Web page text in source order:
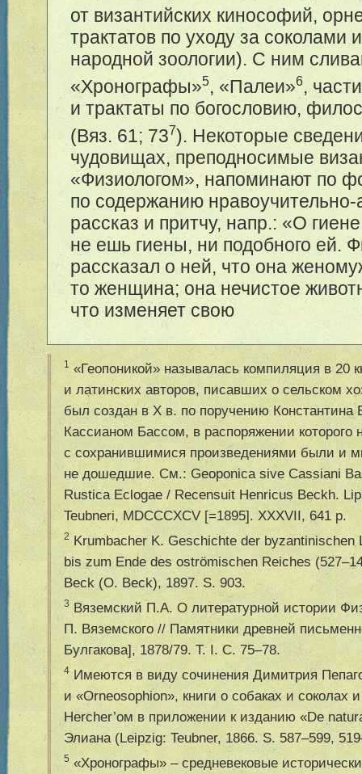
от византийских кинософий,
трактатов по уходу за соколами
народной зоологии). С ним
«Хронографы»5, «Палеи»6,
и трактаты по богословию,
(Вяз. 61; 737). Некоторые
чудовищах, преподносимые
«Физиологом», напоминают по
по содержанию нравоучительно-
рассказ и притчу, напр.: «О
не ешь гиены, ни подобного ей.
рассказал о ней, что она
то женщина; она нечистое
что изменяет свою
1 «Геопоникой» называлась компиляция в 20
и латинских авторов, писавших о сельском
был создан в X в. по поручению Константина
Кассианом Бассом, в распоряжении которого
с сохранившимися произведениями были и
не дошедшие. См.: Geoponica sive Cassiani
Rustica Eclogae / Recensuit Henricus Beckh.
Teubneri, MDCCCXCV [=1895]. XXXVII, 641 p.
2Krumbacher K. Geschichte der byzantinischen
bis zum Ende des oströmischen Reiches
Beck (O. Beck), 1897. S. 903.
3 Вяземский П.А. О литературной истории
П. Вяземского // Памятники древней
Булгакова], 1878/79. Т. I. С. 75–78.
4 Имеются в виду сочинения Димитрия
и «Orneosophion», книги о собаках и соколах
Hercher’ом в приложении к изданию «De
Элиана (Leipzig: Teubner, 1866. S. 587–599,
5 «Хронографы» – средневековые